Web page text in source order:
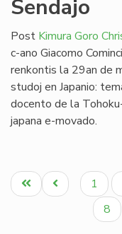
Sendajo
Post Kimura Goro
c-ano Giacomo
renkontis la 29an de
studoj en Japanio:
docento de la
japana e-movado.
Pagination
Unua
paĝo
Antaŭa
paĝo
Paĝo
1
8